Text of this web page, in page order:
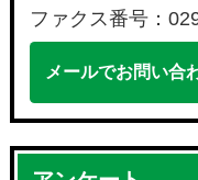
ファクス番号：
メールでお問い合